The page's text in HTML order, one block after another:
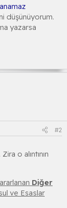
düşünüyorum.
yazarsa
#2
o alıntının
Diğer
ve Esaslar